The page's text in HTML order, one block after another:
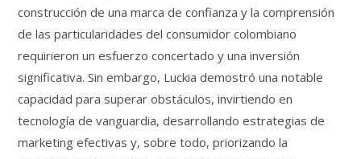
construcción de una marca de confianza y la comprensión
de las particularidades del consumidor colombiano
requirieron un esfuerzo concertado y una inversión
significativa. Sin embargo, Luckia demostró una notable
capacidad para superar obstáculos, invirtiendo en
tecnología de vanguardia, desarrollando estrategias de
marketing efectivas y, sobre todo, priorizando la